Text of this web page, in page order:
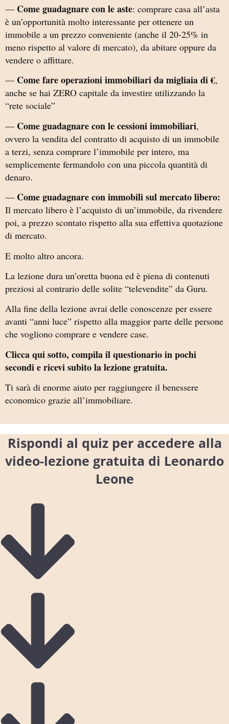
— Come guadagnare con le aste: comprare casa all’asta
è un’opportunità molto interessante per ottenere un
immobile a un prezzo conveniente (anche il 20-25% in
meno rispetto al valore di mercato), da abitare oppure da
vendere o affittare.
— Come fare operazioni immobiliari da migliaia di €,
anche se hai ZERO capitale da investire utilizzando la
“rete sociale”
— Come guadagnare con le cessioni immobiliari,
ovvero la vendita del contratto di acquisto di un immobile
a terzi, senza comprare l’immobile per intero, ma
semplicemente fermandolo con una piccola quantità di
denaro.
— Come guadagnare con immobili sul mercato libero:
Il mercato libero è l’acquisto di un’immobile, da rivendere
poi, a prezzo scontato rispetto alla sua effettiva quotazione
di mercato.
E molto altro ancora.
La lezione dura un’oretta buona ed è piena di contenuti
preziosi al contrario delle solite “televendite” da Guru.
Alla fine della lezione avrai delle conoscenze per essere
avanti “anni luce” rispetto alla maggior parte delle persone
che vogliono comprare e vendere case.
Clicca qui sotto, compila il questionario in pochi
secondi e ricevi subito la lezione gratuita.
Ti sarà di enorme aiuto per raggiungere il benessere
economico grazie all’immobiliare.
Rispondi al quiz per accedere alla
video-lezione gratuita di Leonardo
Leone